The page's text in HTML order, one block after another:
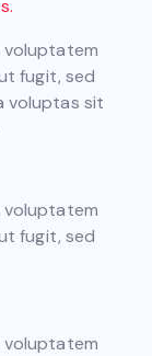
voluptatem
fugit, sed
voluptas sit
voluptatem
fugit, sed
voluptatem